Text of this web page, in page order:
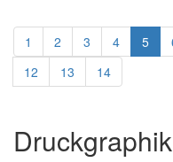
1 2 3 4 5
12
13 14